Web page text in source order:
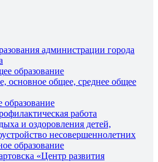
администрации города
образование
основное общее, среднее общее
образование
работа
и оздоровления детей,
несовершеннолетних
образование
«Центр развития